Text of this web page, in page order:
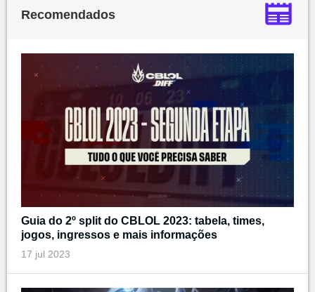
Recomendados
Guia do 2º split do CBLOL 2023: tabela, times,
jogos, ingressos e mais informações
17 jul 2023